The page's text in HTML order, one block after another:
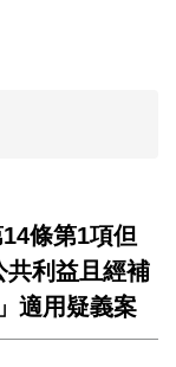
條第1項但
共利益且經補
適用疑義案